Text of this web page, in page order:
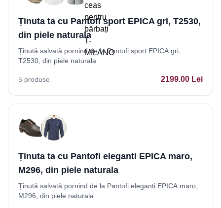
Ținuta ta cu Pantofi sport EPICA gri, T2530,
din piele naturala
Ținută salvată pornind de la Pantofi sport EPICA gri,
T2530, din piele naturala
5 produse 2199.00 Lei
Ținuta ta cu Pantofi eleganti EPICA maro,
M296, din piele naturala
Ținută salvată pornind de la Pantofi eleganti EPICA maro,
M296, din piele naturala